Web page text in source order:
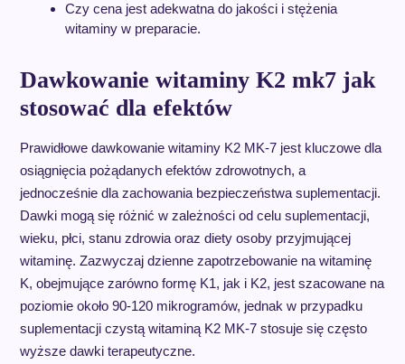
Czy cena jest adekwatna do jakości i stężenia
witaminy w preparacie.
Dawkowanie witaminy K2 mk7 jak
stosować dla efektów
Prawidłowe dawkowanie witaminy K2 MK-7 jest kluczowe dla
osiągnięcia pożądanych efektów zdrowotnych, a
jednocześnie dla zachowania bezpieczeństwa suplementacji.
Dawki mogą się różnić w zależności od celu suplementacji,
wieku, płci, stanu zdrowia oraz diety osoby przyjmującej
witaminę. Zazwyczaj dzienne zapotrzebowanie na witaminę
K, obejmujące zarówno formę K1, jak i K2, jest szacowane na
poziomie około 90-120 mikrogramów, jednak w przypadku
suplementacji czystą witaminą K2 MK-7 stosuje się często
wyższe dawki terapeutyczne.